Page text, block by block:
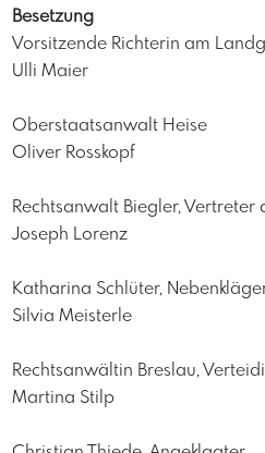
Besetzung
Vorsitzende Richterin am
Ulli Maier
Oberstaatsanwalt Heise
Oliver Rosskopf
Rechtsanwalt Biegler, Vertreter
Joseph Lorenz
Katharina Schlüter,
Silvia Meisterle
Rechtsanwältin Breslau,
Martina Stilp